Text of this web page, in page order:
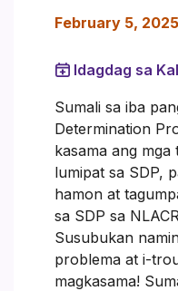
February 5,
Idagdag sa
Sumali sa iba
Determination
kasama ang
lumipat sa SDP,
hamon at
sa SDP sa
Susubukan
problema at i-
magkasama!